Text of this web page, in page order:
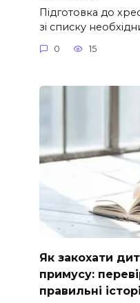
Підготовка до
зі списку
0 15
Як закохати
примусу:
правильні